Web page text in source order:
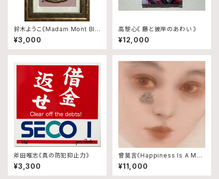
鈴木ようこ《Madam Mont Bla
nc》
¥3,000
高黎心《 藤と彼岸のあわい 》
¥12,000
斧田唯志《真の防犯抑止力》
¥3,300
曾莫言《Happiness Is A Mot
h》
¥11,000